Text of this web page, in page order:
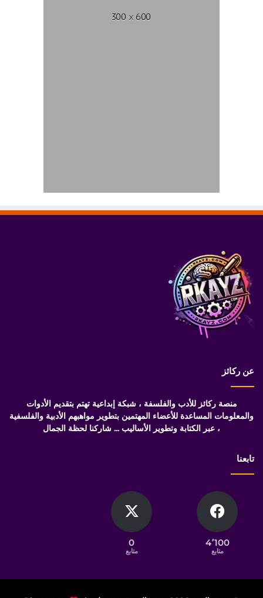
عن ركائز
منصة ركائز للأدب والفلسفة ، شبكة إبداعية تهتم بتقديم الأدوات
والمعلومات المساعدة للأعضاء المهتمين بتطوير مواهبهم الأدبية والفلسفية
، عبر الكتابة وتطوير الأساليب ... شاركنا لحظة الجمال
تابعنا
4٬100
متابع
0
متابع